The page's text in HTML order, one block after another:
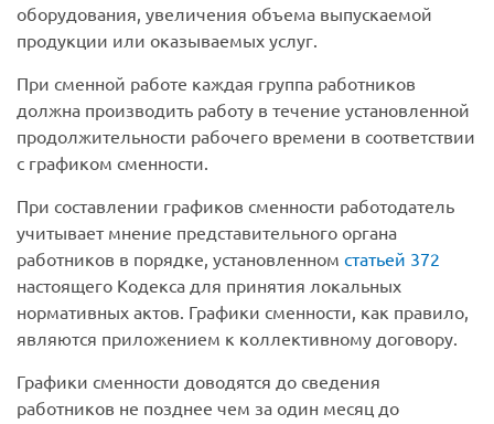
оборудования, увеличения объема выпускаемой
продукции или оказываемых услуг.
При сменной работе каждая группа работников
должна производить работу в течение установленной
продолжительности рабочего времени в соответствии
с графиком сменности.
При составлении графиков сменности работодатель
учитывает мнение представительного органа
работников в порядке, установленном статьей 372
настоящего Кодекса для принятия локальных
нормативных актов. Графики сменности, как правило,
являются приложением к коллективному договору.
Графики сменности доводятся до сведения
работников не позднее чем за один месяц до